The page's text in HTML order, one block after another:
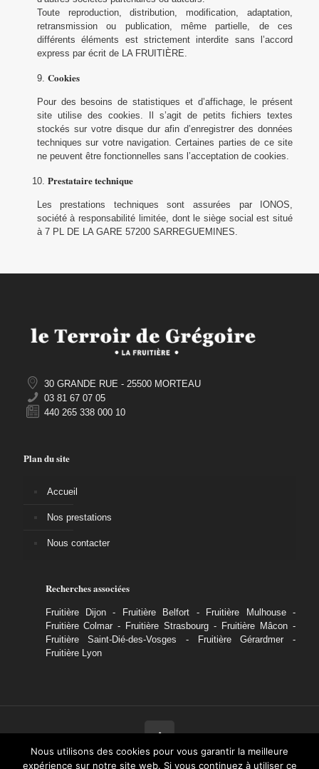
Toute reproduction, distribution, modification, adaptation,
retransmission ou publication, même partielle, de ces
différents éléments est strictement interdite sans l’accord
express par écrit de LA FRUITIÈRE.
Cookies
Pour des besoins de statistiques et d’affichage, le présent
site utilise des cookies. Il s’agit de petits fichiers textes
stockés sur votre disque dur afin d’enregistrer des données
techniques sur votre navigation. Certaines parties de ce site
ne peuvent être fonctionnelles sans l’acceptation de cookies.
Prestataire technique
Les prestations techniques sont assurées par IONOS,
société à responsabilité limitée, dont le siège social est situé
à 7 PL DE LA GARE 57200 SARREGUEMINES.
30 GRANDE RUE - 25500 MORTEAU
03 81 67 07 05
440 265 338 000 10
Plan du site
Accueil
Nos prestations
Nous contacter
Recherches associées
Fruitière Dijon- Fruitière Belfort - Fruitière Mulhouse-
Fruitière Colmar - Fruitière Strasbourg - Fruitière Mâcon -
Fruitière Saint-Dié-des-Vosges - Fruitière Gérardmer -
Fruitière Lyon
Nous utilisons des cookies pour vous garantir la meilleure
expérience sur notre site web. Si vous continuez à utiliser ce